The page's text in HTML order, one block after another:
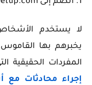
لا يستخدم الأشخاص
يخبرهم بها
المفردات الحقيقية
إجراء محادثات مع